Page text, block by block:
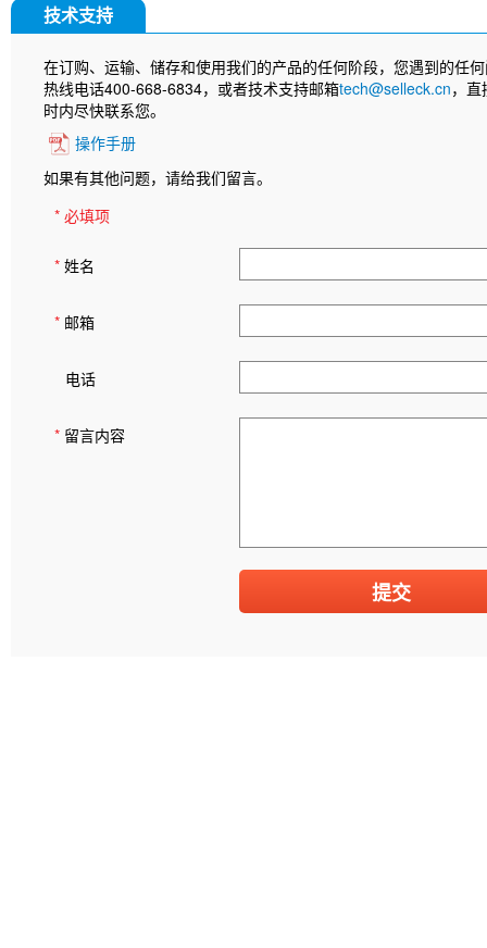
技术支持
在订购、运输、储存和使用我们的产品的任何阶段，您遇到的任
热线电话400-668-6834，或者技术支持邮箱tech@selleck.cn，
时内尽快联系您。
操作手册
如果有其他问题，请给我们留言。
* 必填项
* 姓名
* 邮箱
电话
* 留言内容